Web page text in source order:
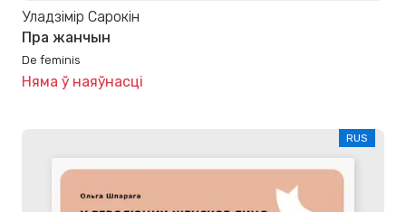
Уладзімір Сарокін
Пра жанчын
De feminis
Няма ў наяўнасці
RUS